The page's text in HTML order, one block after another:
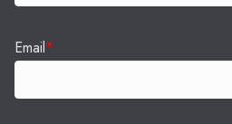
Email*